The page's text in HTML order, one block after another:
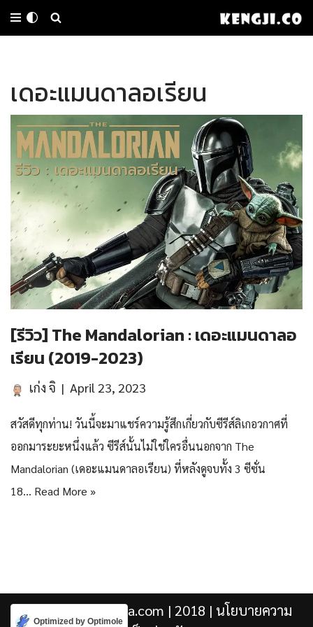
Skip
content
เดอะแมนดาลอเรียน
[รีวิว] The Mandalorian : เดอะแมนดาลอ
เรียน (2019-2023)
เก่ง จิ April 23, 2023
สวัสดีทุกท่าน! วันนี้จะมาแชร์ความรู้สึกเกี่ยวกับซีรีส์ลิเกอวกาศที่
ออกมาระยะหนึ่งแล้ว ซีรีส์นั้นไม่ใช่ใครอื่นนอกจาก The
Mandalorian (เดอะแมนดาลอเรียน) ที่หลังดูจบทั้ง 3 ซีซั่น
18… Read More »
Kengji.co & Punjira.com | 2018 | นโยบายความ
Optimized by Optimole